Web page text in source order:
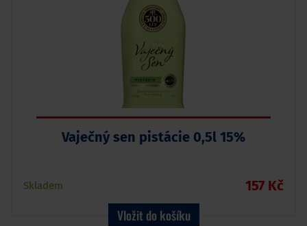
Vaječný sen pistácie 0,5l 15%
Skladem 157 Kč
Vložit do košíku